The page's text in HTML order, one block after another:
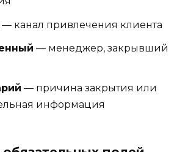
— канал привлечения клиента
— менеджер, закрывший
— причина закрытия или
информация